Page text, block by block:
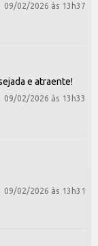
09/02/2026 às 13h37
e atraente!
09/02/2026 às 13h33
09/02/2026 às 13h31